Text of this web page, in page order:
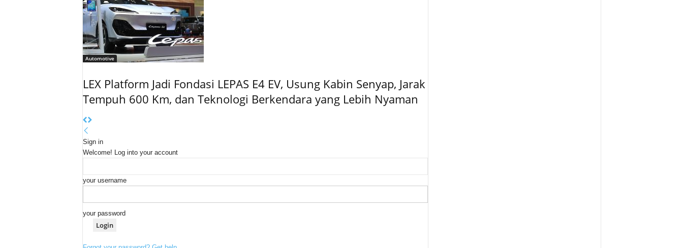
Automotive
LEX Platform Jadi Fondasi LEPAS E4 EV, Usung Kabin Senyap, Jarak
Tempuh 600 Km, dan Teknologi Berkendara yang Lebih Nyaman
Sign in
Welcome! Log into your account
your username
your password